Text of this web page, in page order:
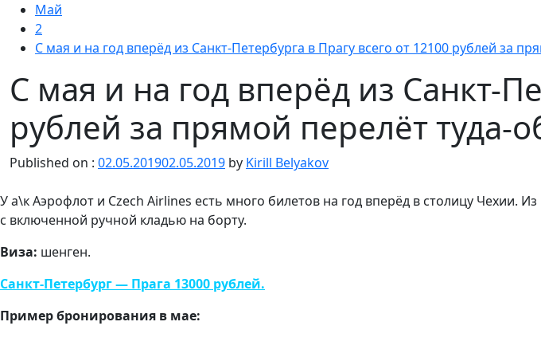
Май
2
С мая и на год вперёд из Санкт-Петербурга в Прагу всего от 12100 рублей за
С мая и на год вперёд из Санкт-
рублей за прямой перелёт туда-
Published on : 02.05.201902.05.2019 by Kirill Belyakov
У а\к Аэрофлот и Czech Airlines есть много билетов на год вперёд в столицу Чехии.
с включенной ручной кладью на борту.
Виза: шенген.
Санкт-Петербург — Прага 13000 рублей.
Пример бронирования в мае: